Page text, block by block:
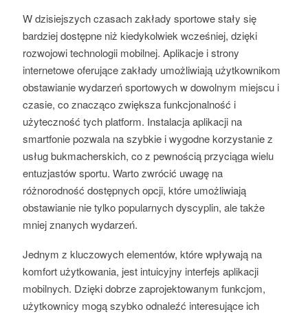
W dzisiejszych czasach zakłady sportowe stały się
bardziej dostępne niż kiedykolwiek wcześniej, dzięki
rozwojowi technologii mobilnej. Aplikacje i strony
internetowe oferujące zakłady umożliwiają użytkownikom
obstawianie wydarzeń sportowych w dowolnym miejscu i
czasie, co znacząco zwiększa funkcjonalność i
użyteczność tych platform. Instalacja aplikacji na
smartfonie pozwala na szybkie i wygodne korzystanie z
usług bukmacherskich, co z pewnością przyciąga wielu
entuzjastów sportu. Warto zwrócić uwagę na
różnorodność dostępnych opcji, które umożliwiają
obstawianie nie tylko popularnych dyscyplin, ale także
mniej znanych wydarzeń.
Jednym z kluczowych elementów, które wpływają na
komfort użytkowania, jest intuicyjny interfejs aplikacji
mobilnych. Dzięki dobrze zaprojektowanym funkcjom,
użytkownicy mogą szybko odnaleźć interesujące ich